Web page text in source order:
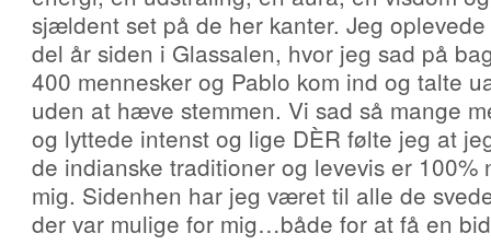
sjældent set på de her kanter. Jeg
del år siden i Glassalen, hvor jeg sad på
400 mennesker og Pablo kom ind og talte
uden at hæve stemmen. Vi sad så mange
og lyttede intenst og lige DÈR følte jeg at
de indianske traditioner og levevis er 100%
mig. Sidenhen har jeg været til alle de
der var mulige for mig…både for at få en